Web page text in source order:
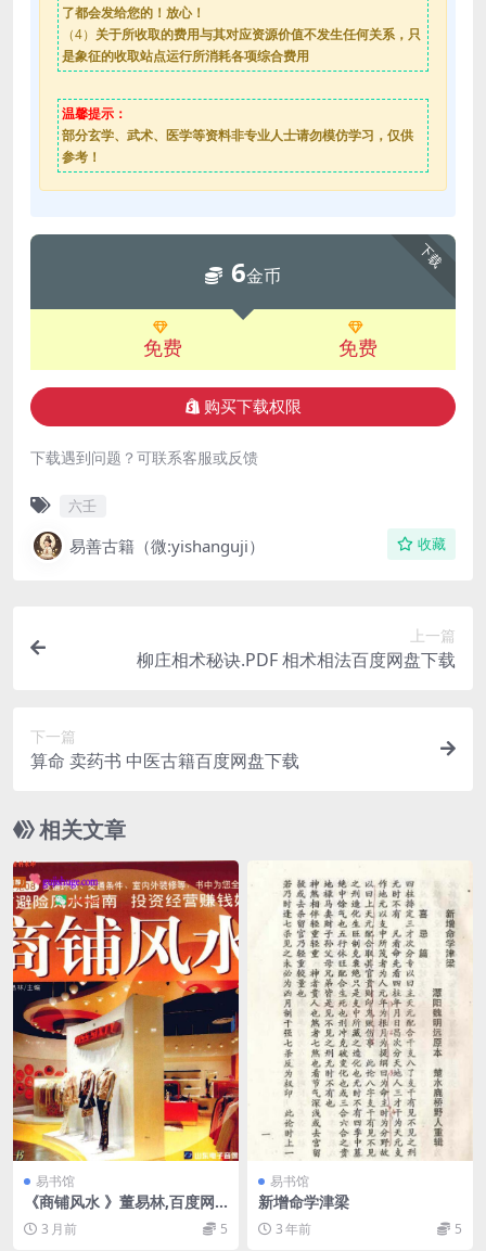
了都会发给您的！放心！
（4） 关于所收取的费用与其对应资源价值不发生任何关系，只
是象征的收取站点运行所消耗各项综合费用
温馨提示：
部分玄学、武术、医学等资料非专业人士请勿模仿学习，仅供
参考！
下载
6金币
免费 免费
购买下载权限
下载遇到问题？可联系客服或反馈
六壬
易善古籍（微:yishanguji） 收藏
上一篇
柳庄相术秘诀.PDF 相术相法百度网盘下载
下一篇
算命 卖药书 中医古籍百度网盘下载
相关文章
易书馆
《商铺风水 》董易林,百度网
盘下载
3 月前 5
易书馆
新增命学津梁
3 年前 5